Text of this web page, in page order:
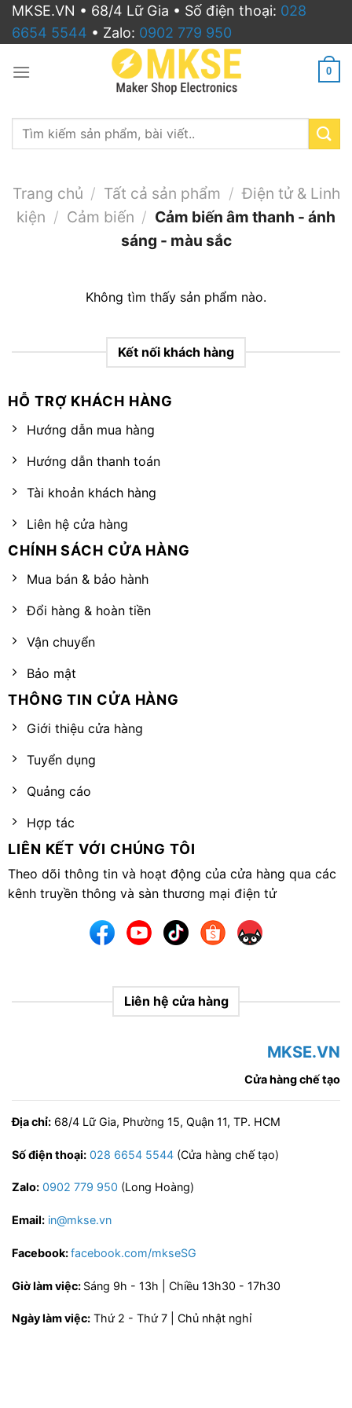
Bỏ
qua
nội
dung
MKSE.VN • 68/4 Lữ Gia • Số điện thoại: 028
6654 5544 • Zalo: 0902 779 950
0
Search
Trang chủ / Tất cả sản phẩm / Điện tử & Linh
kiện / Cảm biến / Cảm biến âm thanh - ánh
sáng - màu sắc
Không tìm thấy sản phẩm nào.
Kết nối khách hàng
HỖ TRỢ KHÁCH HÀNG
Hướng dẫn mua hàng
Hướng dẫn thanh toán
Tài khoản khách hàng
Liên hệ cửa hàng
CHÍNH SÁCH CỬA HÀNG
Mua bán & bảo hành
Đổi hàng & hoàn tiền
Vận chuyển
Bảo mật
THÔNG TIN CỬA HÀNG
Giới thiệu cửa hàng
Tuyển dụng
Quảng cáo
Hợp tác
LIÊN KẾT VỚI CHÚNG TÔI
Theo dõi thông tin và hoạt động của cửa hàng qua các
kênh truyền thông và sàn thương mại điện tử
Liên hệ cửa hàng
MKSE.VN
Cửa hàng chế tạo
Địa chỉ: 68/4 Lữ Gia, Phường 15, Quận 11, TP. HCM
Số điện thoại: 028 6654 5544 (Cửa hàng chế tạo)
Zalo: 0902 779 950 (Long Hoàng)
Email: in@mkse.vn
Facebook:facebook.com/mkseSG
Giờ làm việc: Sáng 9h - 13h | Chiều 13h30 - 17h30
Ngày làm việc: Thứ 2 - Thứ 7 | Chủ nhật nghỉ